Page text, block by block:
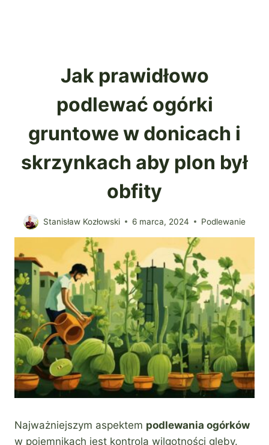
Jak prawidłowo
podlewać ogórki
gruntowe w donicach i
skrzynkach aby plon był
obfity
Stanisław Kozłowski 6 marca, 2024 Podlewanie
Najważniejszym aspektem podlewania ogórków
w pojemnikach jest kontrola wilgotności gleby.